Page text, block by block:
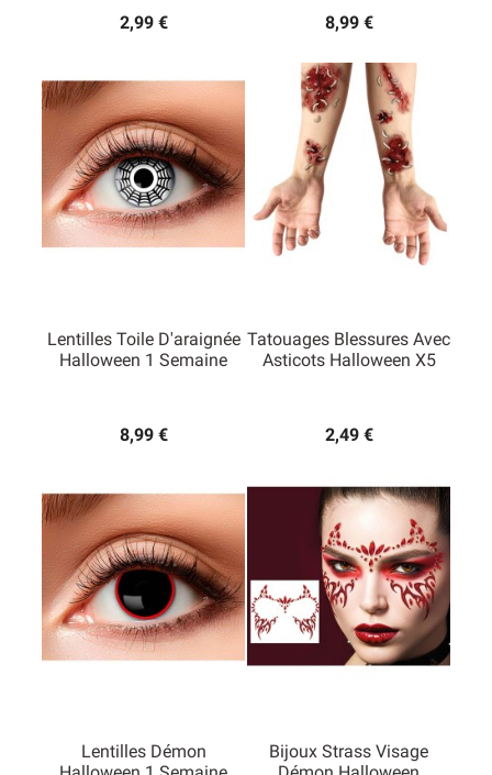
2,99 € 8,99 €
Lentilles Toile D'araignée
Halloween 1 Semaine
8,99 €
Tatouages Blessures Avec
Asticots Halloween X5
2,49 €
Lentilles Démon
Bijoux Strass Visage